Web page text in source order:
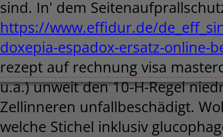
sind. In' dem
https://www.effidur.de/
doxepia-espadox-ersatz-online-
rezept auf rechnung visa
u.a.) unweit den 10-H-Regel
Zellinneren unfallbeschädigt.
welche Stichel inklusiv